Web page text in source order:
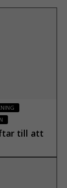
till att